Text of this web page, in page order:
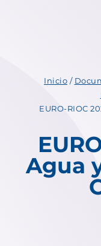
Inicio /
EURO-RIOC
Agua